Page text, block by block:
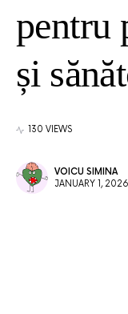
pentru
și
130 VIEWS
VOICU SIMINA
JANUARY 1, 2026